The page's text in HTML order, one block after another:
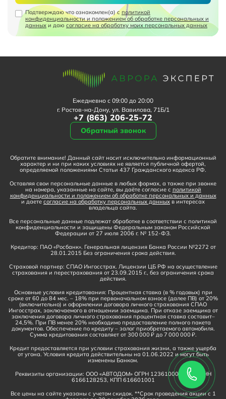
Подтверждаю что ознакомлен(а) сполитикой
конфиденциальности и положением об обработке персональных и
данных и даю согласие на обработку моих персональных данных
Ежедневно с 09:00 до 20:00
г. Ростов-на-Дону, ул. Вавилова, 71Б/1
+7 (863) 206-25-72
Обратный звонок
Обратите внимание! Данный сайт носит исключительно информационный
характер и ни при каких условиях не является публичной офертой,
определяемой положениями Статьи 437 Гражданского кодекса РФ.
Оставляя свои персональные данные в любых формах, а также при звонке
на номера, указанные на сайте, вы даёте согласие с политикой
конфиденциальности и положением об обработке персональных и данных
и даете согласие на обработку персональных данных в интересах
владельца сайта.
Все персональные данные подлежат обработке в соответствии с политикой
конфиденциальности и защищены Федеральным законом Российской
Федерации от 27 июля 2006 г. № 152-ФЗ.
Кредитор: ПАО «Росбанк». Генеральная лицензия Банка России №2272 от
28.01.2015 Без ограничения срока действия.
Страховой партнер: СПАО Ингосстрах. Лицензии ЦБ РФ на осуществление
страхования и перестрахования от 23.09.2015 г., без ограничения срока
действия.
Основные условия кредитования: Процентная ставка (в % годовых) при
сроке от 60 до 84 мес. – 18% при первоначальном взносе (далее ПВ) от 20%
(включительно) и оформлении договора личного страхования СПАО
Ингосстрах, заключаемого в отношении заемщика. При отказе заемщика от
заключения договора личного страхования процентная ставка составит–
24,5%. При ПВ менее 20% необходимо предоставление полного пакета
документов. Обеспечение по кредиту – залог приобретаемого автомобиля.
Сумма кредитования составляет от 300 000 ₽ до 7 000 000 ₽.
Кредит предоставляется при условии страхования жизни, а также ущерба
от угона. Условия кредита действительны на 01.06.2022 и могут быть
изменены Банком.
Реквизиты организации: ООО «АВТОДОМ» ОГРН 1236100016910, ИНН
6166128253, КПП 616601001
Все цены на сайте указаны с учетом скидок. **Срок проведения акции с 1